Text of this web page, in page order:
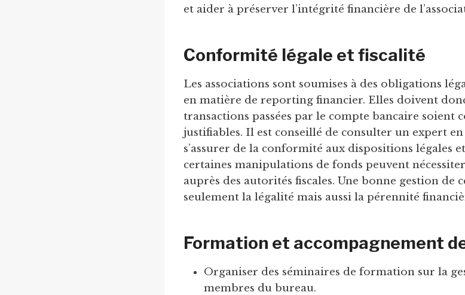
et aider à préserver l’intégrité financière de
Conformité légale et fiscalité
Les associations sont soumises à des obligations
en matière de reporting financier. Elles doivent
transactions passées par le compte bancaire soient
justifiables. Il est conseillé de consulter un expert
s’assurer de la conformité aux dispositions légales
certaines manipulations de fonds peuvent
auprès des autorités fiscales. Une bonne gestion de
seulement la légalité mais aussi la pérennité
Formation et accompagnement
Organiser des séminaires de formation sur la
membres du bureau.